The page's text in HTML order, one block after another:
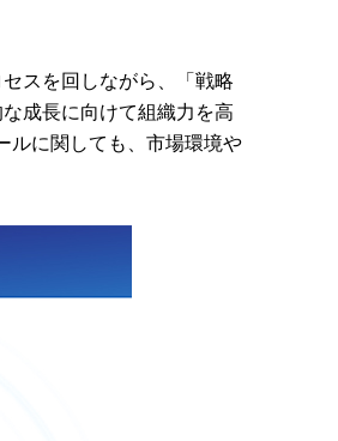
スを回しながら、「戦略
成長に向けて組織力を高
ルに関しても、市場環境や